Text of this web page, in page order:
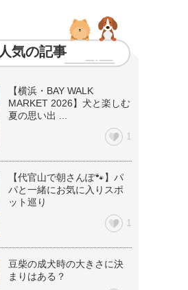
人気の記事
【横浜・BAY WALK
MARKET 2026】犬と楽しむ
夏の思い出 ...
1
【代官山で朝さんぽ🐾】パ
パと一緒にお気に入りスポ
ット巡り
1
豆柴の成犬時の大きさに決
まりはある？